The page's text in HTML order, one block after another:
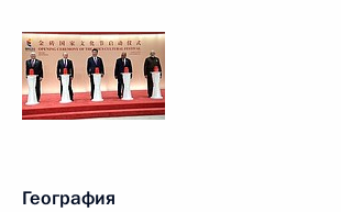
География